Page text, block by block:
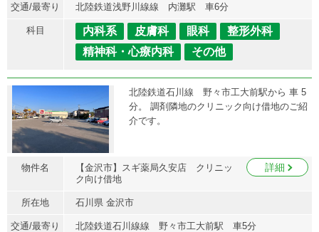
交通/最寄り 北陸鉄道浅野川線線 内灘駅 車6分
科目 内科系 皮膚科 眼科
整形外科
精神科・心療内科
その他
北陸鉄道石川線 野々市工大前駅から 車 5
分。 調剤隣地のクリニック向け借地のご紹
介です。
物件名
【金沢市】スギ薬局久安店 クリニッ
ク向け借地
詳細
所在地 石川県 金沢市
交通/最寄り 北陸鉄道石川線線 野々市工大前駅 車5分